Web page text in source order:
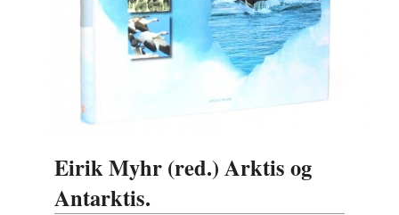
Eirik Myhr (red.) Arktis og
Antarktis.